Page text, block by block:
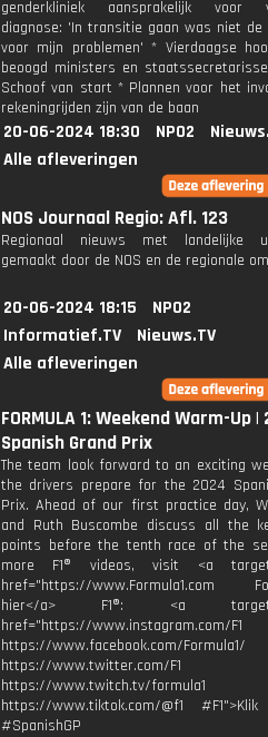
genderkliniek aansprakelijk voor
diagnose: 'In transitie gaan was niet de
voor mijn problemen' * Vierdaagse
beoogd ministers en
Schoof van start * Plannen voor het
rekeningrijden zijn van de baan
20-06-2024 18:30 NPO2
Alle afleveringen
NOS Journaal Regio: Afl. 123
Regionaal nieuws met landelijke
gemaakt door de NOS en de regionale
20-06-2024 18:15
NPO2
Informatief.TV
Nieuws.TV
Alle afleveringen
FORMULA 1: Weekend Warm-Up
Spanish Grand Prix
The team look forward to an exciting
the drivers prepare for the 2024
Prix. Ahead of our first practice day,
and Ruth Buscombe discuss all the
points before the tenth race of the
more F1® videos, visit <a
href="https://www.Formula1.com
hier</a> F1®: <a
href="https://www.instagram.com/F1
https://www.facebook.com/Formula1/
https://www.twitter.com/F1
https://www.twitch.tv/formula1
https://www.tiktok.com/@f1
#SpanishGP